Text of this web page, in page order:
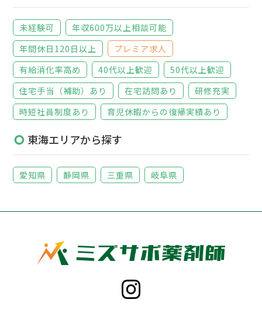
未経験可
年収600万以上相談可能
年間休日120日以上
プレミア求人
有給消化率高め
40代以上歓迎
50代以上歓迎
住宅手当（補助）あり
在宅訪問あり
研修充実
時短社員制度あり
育児休暇からの復帰実績あり
東海エリアから探す
愛知県 静岡県 三重県 岐阜県